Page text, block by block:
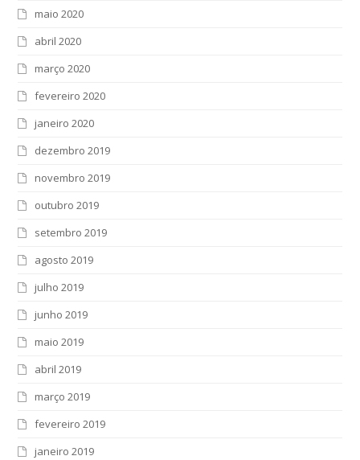
maio 2020
abril 2020
março 2020
fevereiro 2020
janeiro 2020
dezembro 2019
novembro 2019
outubro 2019
setembro 2019
agosto 2019
julho 2019
junho 2019
maio 2019
abril 2019
março 2019
fevereiro 2019
janeiro 2019